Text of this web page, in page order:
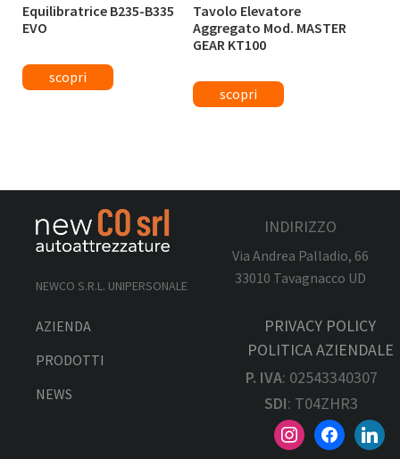
Equilibratrice B235-B335
EVO
Tavolo Elevatore
Aggregato Mod. MASTER
GEAR KT100
NEWCO S.R.L. UNIPERSONALE
INDIRIZZO
Via Andrea Palladio, 66
33010 Tavagnacco UD
AZIENDA
PRODOTTI
NEWS
PRIVACY POLICY
POLITICA AZIENDALE
P. IVA: 02543340307
SDI: T04ZHR3